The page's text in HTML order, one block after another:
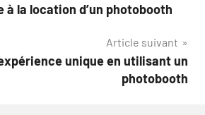
à la location d’un photobooth
Article suivant
unique en utilisant un
photobooth